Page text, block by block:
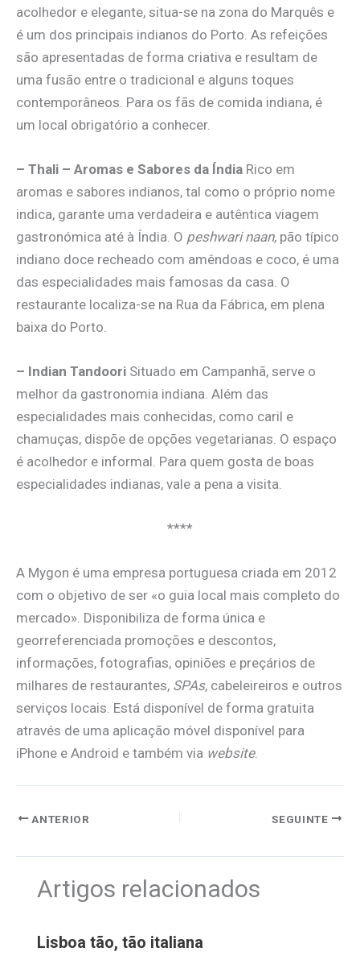
acolhedor e elegante, situa-se na zona do Marquês e
é um dos principais indianos do Porto. As refeições
são apresentadas de forma criativa e resultam de
uma fusão entre o tradicional e alguns toques
contemporâneos. Para os fãs de comida indiana, é
um local obrigatório a conhecer.
– Thali – Aromas e Sabores da Índia Rico em
aromas e sabores indianos, tal como o próprio nome
indica, garante uma verdadeira e autêntica viagem
gastronómica até à Índia. O peshwari naan, pão típico
indiano doce recheado com amêndoas e coco, é uma
das especialidades mais famosas da casa. O
restaurante localiza-se na Rua da Fábrica, em plena
baixa do Porto.
– Indian Tandoori Situado em Campanhã, serve o
melhor da gastronomia indiana. Além das
especialidades mais conhecidas, como caril e
chamuças, dispõe de opções vegetarianas. O espaço
é acolhedor e informal. Para quem gosta de boas
especialidades indianas, vale a pena a visita.
****
A Mygon é uma empresa portuguesa criada em 2012
com o objetivo de ser «o guia local mais completo do
mercado». Disponibiliza de forma única e
georreferenciada promoções e descontos,
informações, fotografias, opiniões e preçários de
milhares de restaurantes, SPAs, cabeleireiros e outros
serviços locais. Está disponível de forma gratuita
através de uma aplicação móvel disponível para
iPhone e Android e também via website.
ANTERIOR SEGUINTE
Artigos relacionados
Lisboa tão, tão italiana